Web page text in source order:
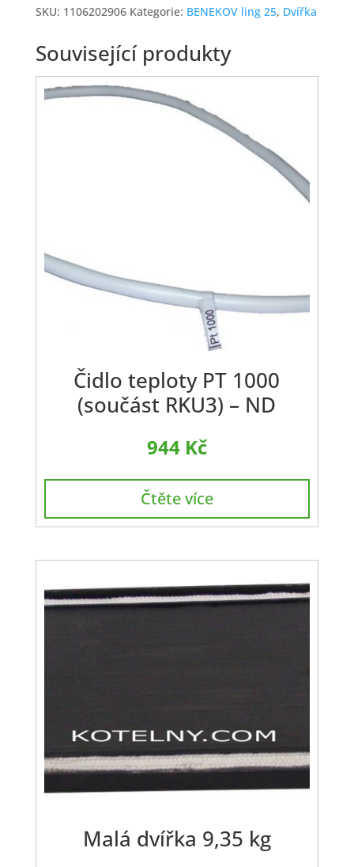
SKU: 1106202906 Kategorie: BENEKOV ling 25, Dvířka
Související produkty
Čidlo teploty PT 1000
(součást RKU3) – ND
944 Kč
Čtěte více
Malá dvířka 9,35 kg